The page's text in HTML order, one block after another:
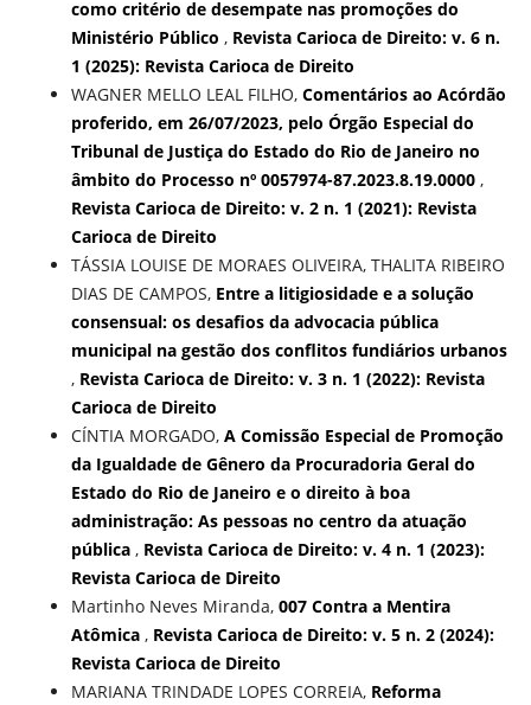
como critério de desempate nas promoções do
Ministério Público , Revista Carioca de Direito: v. 6 n.
1 (2025): Revista Carioca de Direito
WAGNER MELLO LEAL FILHO, Comentários ao Acórdão
proferido, em 26/07/2023, pelo Órgão Especial do
Tribunal de Justiça do Estado do Rio de Janeiro no
âmbito do Processo nº 0057974-87.2023.8.19.0000 ,
Revista Carioca de Direito: v. 2 n. 1 (2021): Revista
Carioca de Direito
TÁSSIA LOUISE DE MORAES OLIVEIRA, THALITA RIBEIRO
DIAS DE CAMPOS, Entre a litigiosidade e a solução
consensual: os desafios da advocacia pública
municipal na gestão dos conflitos fundiários urbanos
, Revista Carioca de Direito: v. 3 n. 1 (2022): Revista
Carioca de Direito
CÍNTIA MORGADO, A Comissão Especial de Promoção
da Igualdade de Gênero da Procuradoria Geral do
Estado do Rio de Janeiro e o direito à boa
administração: As pessoas no centro da atuação
pública , Revista Carioca de Direito: v. 4 n. 1 (2023):
Revista Carioca de Direito
Martinho Neves Miranda, 007 Contra a Mentira
Atômica , Revista Carioca de Direito: v. 5 n. 2 (2024):
Revista Carioca de Direito
MARIANA TRINDADE LOPES CORREIA, Reforma